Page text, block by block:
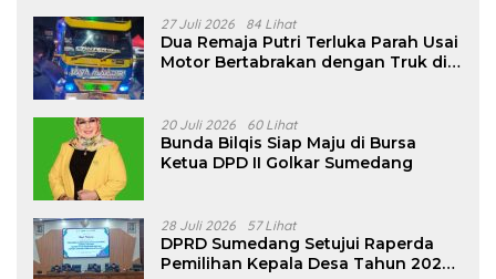
27 Juli 2026 84 Lihat
Dua Remaja Putri Terluka Parah Usai
Motor Bertabrakan dengan Truk di
20 Juli 2026 60 Lihat
Bunda Bilqis Siap Maju di Bursa
Ketua DPD II Golkar Sumedang
28 Juli 2026 57 Lihat
DPRD Sumedang Setujui Raperda
Pemilihan Kepala Desa Tahun 2026